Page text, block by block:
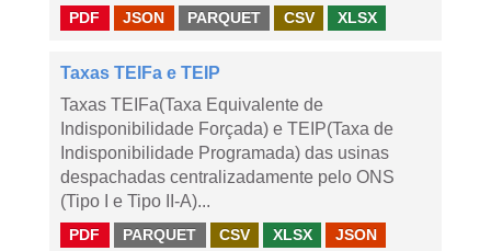
PDF JSON PARQUET CSV XLSX
Taxas TEIFa e TEIP
Taxas TEIFa(Taxa Equivalente de
Indisponibilidade Forçada) e TEIP(Taxa de
Indisponibilidade Programada) das usinas
despachadas centralizadamente pelo ONS
(Tipo I e Tipo II-A)...
PDF PARQUET CSV XLSX JSON